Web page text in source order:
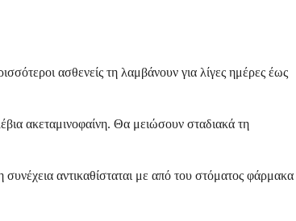
ασθενείς τη λαμβάνουν για λίγες ημέρες έως
ακεταμινοφαίνη. Θα μειώσουν σταδιακά τη
συνέχεια αντικαθίσταται με από του στόματος φάρμακα